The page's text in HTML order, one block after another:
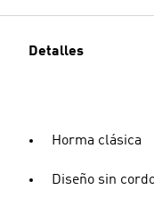
Detalles
Horma clásica
Diseño sin